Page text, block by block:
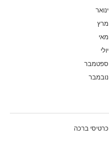
ינואר
מרץ
מאי
יולי
ספטמבר
נובמבר
כרטיסי ברכה